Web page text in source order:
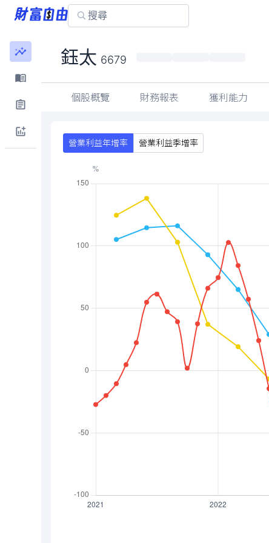
鈺太 6679
個股概覽 財務報表 獲利能力
營業利益年增率 營業利益季增率